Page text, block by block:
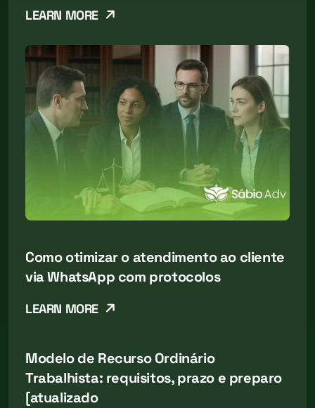
LEARN MORE
Como otimizar o atendimento ao cliente
via WhatsApp com protocolos
LEARN MORE
Modelo de Recurso Ordinário
Trabalhista: requisitos, prazo e preparo
[atualizado